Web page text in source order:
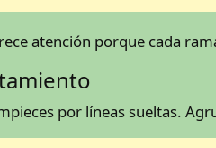
atención porque cada
por líneas sueltas.